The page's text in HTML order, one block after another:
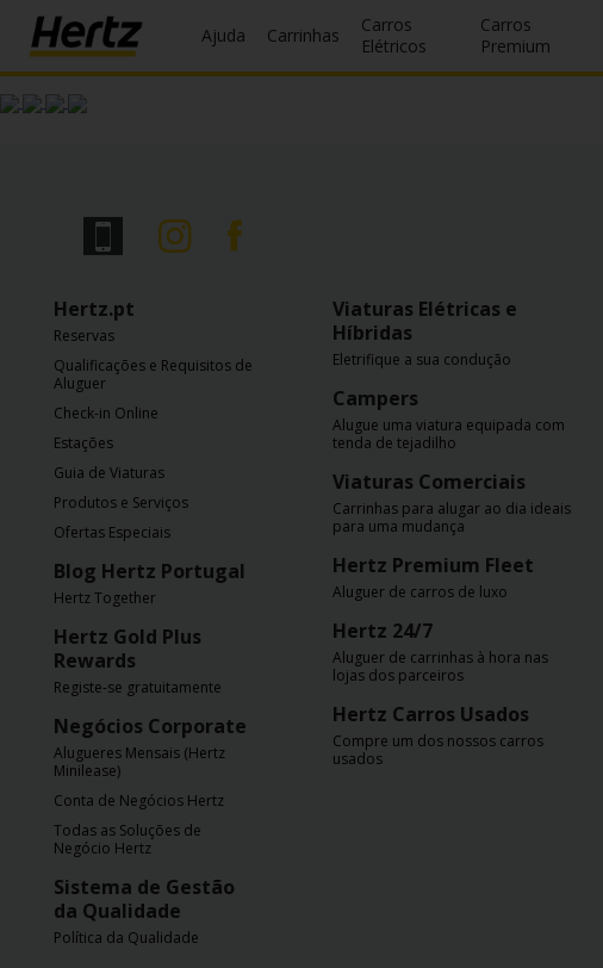
Ajuda Carrinhas
Carros
Elétricos
Carros
Premium
Reservas
Estações
Join /
Gold
Overview
PT/PT
Elétricos
Premium
Produtos
Serviços
Campers
Hertz.pt
Reservas
Qualificações e Requisitos de
Aluguer
Check-in Online
Estações
Guia de Viaturas
Produtos e Serviços
Ofertas Especiais
Blog Hertz Portugal
Hertz Together
Hertz Gold Plus
Rewards
Registe-se gratuitamente
Negócios Corporate
Alugueres Mensais (Hertz
Minilease)
Conta de Negócios Hertz
Todas as Soluções de
Negócio Hertz
Sistema de Gestão
da Qualidade
Política da Qualidade
Viaturas Elétricas e
Híbridas
Eletrifique a sua condução
Campers
Alugue uma viatura equipada com
tenda de tejadilho
Viaturas Comerciais
Carrinhas para alugar ao dia ideais
para uma mudança
Hertz Premium Fleet
Aluguer de carros de luxo
Hertz 24/7
Aluguer de carrinhas à hora nas
lojas dos parceiros
Hertz Carros Usados
Compre um dos nossos carros
usados